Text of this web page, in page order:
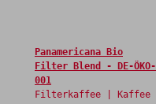
Panamericana Bio
Filter Blend - DE-ÖKO-
001
Filterkaffee | Kaffee